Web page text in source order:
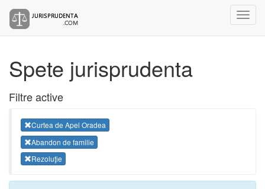
Spete jurisprudenta
Filtre active
Curtea de Apel Oradea
Abandon de familie
Rezoluţie